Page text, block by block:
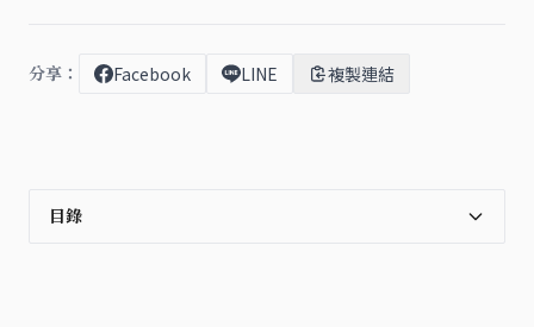
分享： Facebook LINE 複製連結
目錄